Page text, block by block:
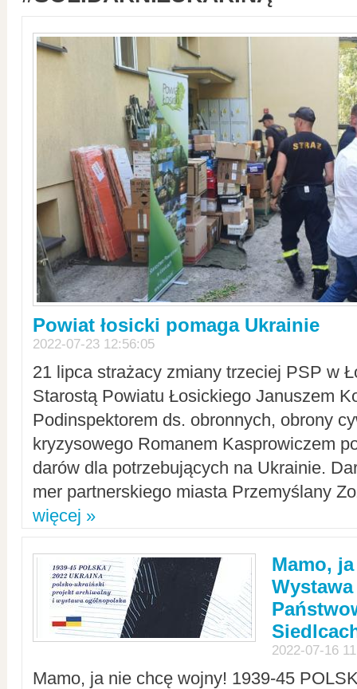
Powiat łosicki pomaga Ukrainie
2022-07-23 12:56:05
21 lipca strażacy zmiany trzeciej PSP w
Starostą Powiatu Łosickiego Januszem
Podinspektorem ds. obronnych, obrony
kryzysowego Romanem Kasprowiczem
darów dla potrzebujących na Ukrainie.
mer partnerskiego miasta Przemyślany
więcej »
Mamo,
2022-07-16
Mamo, ja nie chcę wojny! 1939-45